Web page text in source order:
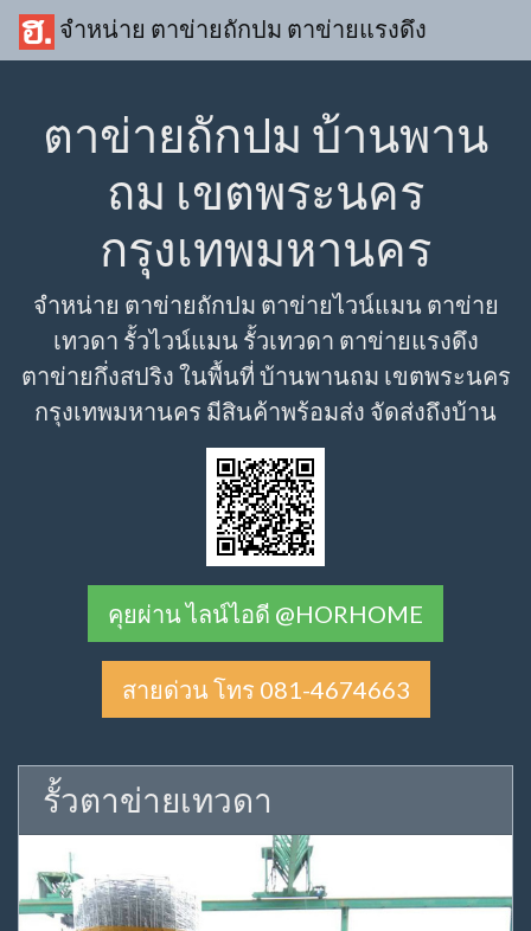
จำหน่าย ตาข่ายถักปม ตาข่ายแรงดึง
ตาข่ายถักปม บ้านพาน
ถม เขตพระนคร
กรุงเทพมหานคร
จำหน่าย ตาข่ายถักปม ตาข่ายไวน์แมน ตาข่าย
เทวดา รั้วไวน์แมน รั้วเทวดา ตาข่ายแรงดึง
ตาข่ายกึ่งสปริง ในพื้นที่ บ้านพานถม เขตพระนคร
กรุงเทพมหานคร มีสินค้าพร้อมส่ง จัดส่งถึงบ้าน
คุยผ่าน ไลน์ไอดี @HORHOME
สายด่วน โทร 081-4674663
รั้วตาข่ายเทวดา